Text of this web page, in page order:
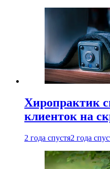
Хиропрактик
клиенток на
2 года спустя2 года